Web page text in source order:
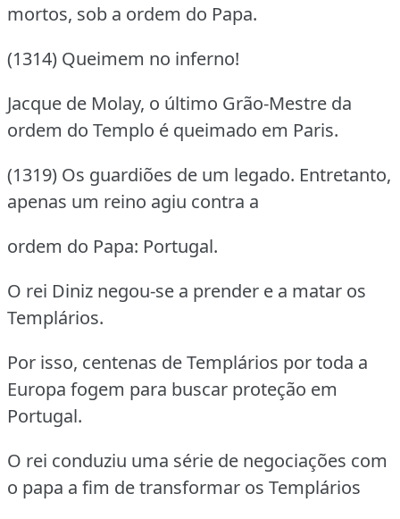
mortos, sob a ordem do Papa.
(1314) Queimem no inferno!
Jacque de Molay, o último Grão-Mestre da
ordem do Templo é queimado em Paris.
(1319) Os guardiões de um legado. Entretanto,
apenas um reino agiu contra a
ordem do Papa: Portugal.
O rei Diniz negou-se a prender e a matar os
Templários.
Por isso, centenas de Templários por toda a
Europa fogem para buscar proteção em
Portugal.
O rei conduziu uma série de negociações com
o papa a fim de transformar os Templários